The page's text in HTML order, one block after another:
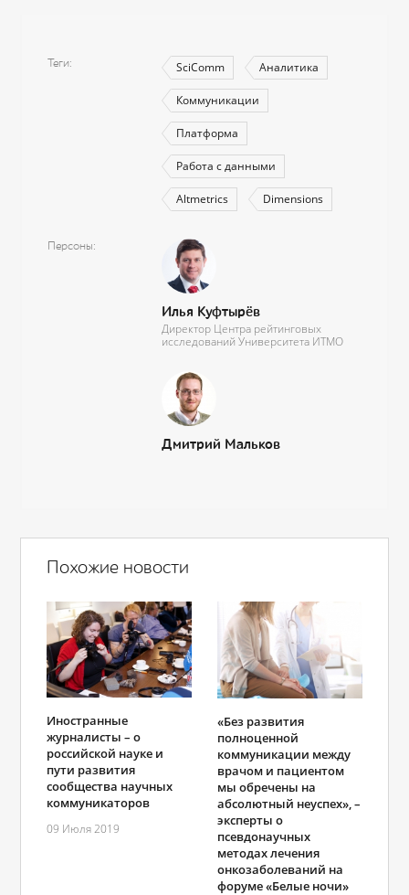
Теги SciComm Аналитика
Коммуникации
Платформа
Работа с данными
Altmetrics Dimensions
Персоны
Илья Куфтырёв
Директор Центра рейтинговых
исследований Университета ИТМО
Дмитрий Мальков
Похожие новости
Иностранные
журналисты – о
российской науке и
пути развития
сообщества научных
коммуникаторов
09 Июля 2019
«Без развития
полноценной
коммуникации между
врачом и пациентом
мы обречены на
абсолютный неуспех», –
эксперты о
псевдонаучных
методах лечения
онкозаболеваний на
форуме «Белые ночи»